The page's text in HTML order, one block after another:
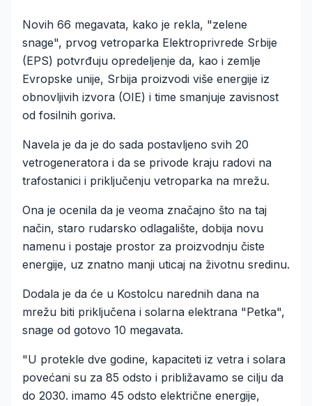
Novih 66 megavata, kako je rekla, "zelene
snage", prvog vetroparka Elektroprivrede Srbije
(EPS) potvrđuju opredeljenje da, kao i zemlje
Evropske unije, Srbija proizvodi više energije iz
obnovljivih izvora (OIE) i time smanjuje zavisnost
od fosilnih goriva.
Navela je da je do sada postavljeno svih 20
vetrogeneratora i da se privode kraju radovi na
trafostanici i priključenju vetroparka na mrežu.
Ona je ocenila da je veoma značajno što na taj
način, staro rudarsko odlagalište, dobija novu
namenu i postaje prostor za proizvodnju čiste
energije, uz znatno manji uticaj na životnu sredinu.
Dodala je da će u Kostolcu narednih dana na
mrežu biti priključena i solarna elektrana "Petka",
snage od gotovo 10 megavata.
"U protekle dve godine, kapaciteti iz vetra i solara
povećani su za 85 odsto i približavamo se cilju da
do 2030. imamo 45 odsto električne energije,